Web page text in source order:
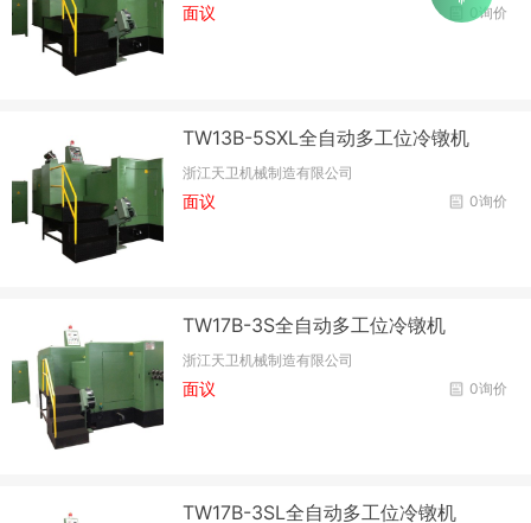
0询价
面议
TW13B-5SXL全自动多工位冷镦机
浙江天卫机械制造有限公司
0询价
面议
TW17B-3S全自动多工位冷镦机
浙江天卫机械制造有限公司
0询价
面议
TW17B-3SL全自动多工位冷镦机